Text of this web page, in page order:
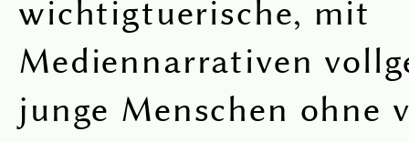
wichtigtuerische, mit
Mediennarrativen
junge Menschen ohne